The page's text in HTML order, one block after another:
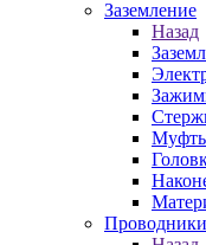
Заземление
Назад
Муфты